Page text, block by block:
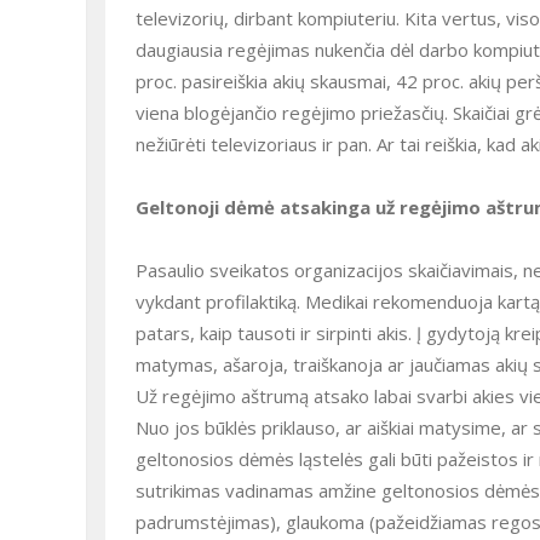
televizorių, dirbant kompiuteriu. Kita vertus,
daugiausia regėjimas nukenčia dėl darbo
proc. pasireiškia akių skausmai, 42 proc. akių
viena blogėjančio regėjimo priežasčių. Skaičiai
nežiūrėti televizoriaus ir pan. Ar tai reiškia, kad
Geltonoji dėmė atsakinga už regėjimo
Pasaulio sveikatos organizacijos skaičiavimais, net 80 proc. regėjimo sutrikimų galima išvengti juos gydant ar
vykdant profilaktiką. Medikai rekomenduoja
patars, kaip tausoti ir sirpinti akis. Į gydytoją
matymas, ašaroja, traiškanoja ar jaučiamas akių
Už regėjimo aštrumą atsako labai svarbi akies vieta – geltonoji dėmė. Tai nedidelė sritis pačiame tinklainės centre.
Nuo jos būklės priklauso, ar aiškiai matysime,
geltonosios dėmės ląstelės gali būti pažeistos
sutrikimas vadinamas amžine geltonosios
padrumstėjimas), glaukoma (pažeidžiamas